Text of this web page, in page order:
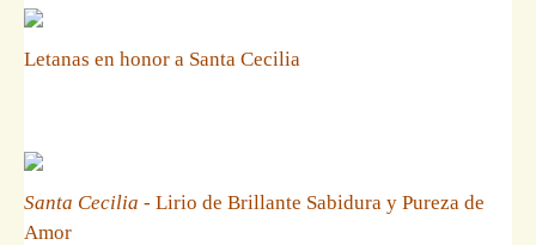
Letanas en honor a Santa Cecilia
Santa Cecilia - Lirio de Brillante Sabidura y Pureza de
Amor